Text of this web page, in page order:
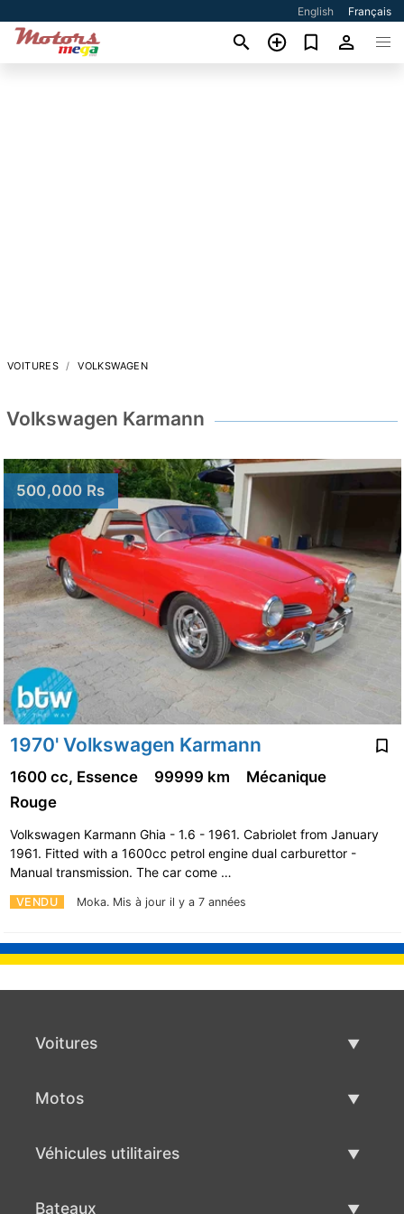
English Français
VOITURES VOLKSWAGEN
Volkswagen Karmann
500,000 Rs
1970' Volkswagen Karmann
VENDU Moka. Mis à jour il y a 7 années
1600 cc, Essence 99999 km
Mécanique
Rouge
Volkswagen Karmann Ghia - 1.6 - 1961. Cabriolet from January
1961. Fitted with a 1600cc petrol engine dual carburettor -
Manual transmission. The car come …
Voitures
Motos
Véhicules utilitaires
Bateaux